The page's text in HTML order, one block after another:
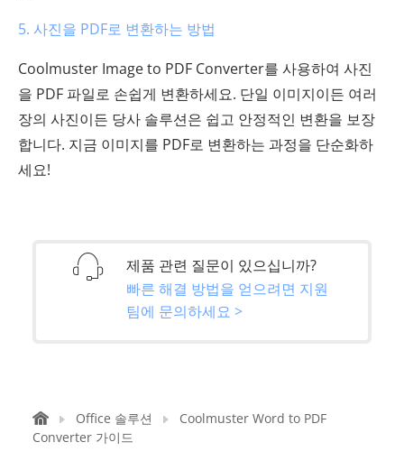
5. 사진을 PDF로 변환하는 방법
Coolmuster Image to PDF Converter를 사용하여 사진
을 PDF 파일로 손쉽게 변환하세요. 단일 이미지이든 여러
장의 사진이든 당사 솔루션은 쉽고 안정적인 변환을 보장
합니다. 지금 이미지를 PDF로 변환하는 과정을 단순화하
세요!
제품 관련 질문이 있으십니까?
빠른 해결 방법을 얻으려면 지원
팀에 문의하세요 >
Office 솔루션
Coolmuster Word to PDF
Converter 가이드